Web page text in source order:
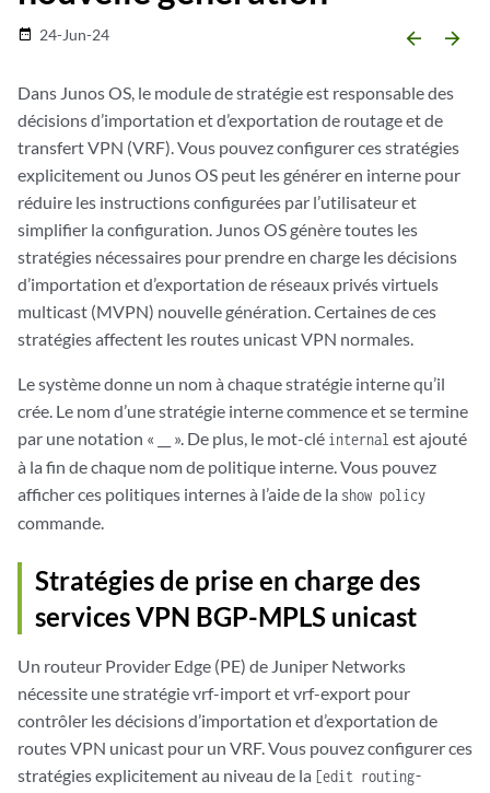
date_range 24-Jun-24 arrow_backward arrow_forward
Dans Junos OS, le module de stratégie est responsable des
décisions d’importation et d’exportation de routage et de
transfert VPN (VRF). Vous pouvez configurer ces stratégies
explicitement ou Junos OS peut les générer en interne pour
réduire les instructions configurées par l’utilisateur et
simplifier la configuration. Junos OS génère toutes les
stratégies nécessaires pour prendre en charge les décisions
d’importation et d’exportation de réseaux privés virtuels
multicast (MVPN) nouvelle génération. Certaines de ces
stratégies affectent les routes unicast VPN normales.
Le système donne un nom à chaque stratégie interne qu’il
crée. Le nom d’une stratégie interne commence et se termine
par une notation « __ ». De plus, le mot-clé internal est ajouté
à la fin de chaque nom de politique interne. Vous pouvez
afficher ces politiques internes à l’aide de la show policy
commande.
Stratégies de prise en charge des
services VPN BGP-MPLS unicast
Un routeur Provider Edge (PE) de Juniper Networks
nécessite une stratégie vrf-import et vrf-export pour
contrôler les décisions d’importation et d’exportation de
routes VPN unicast pour un VRF. Vous pouvez configurer ces
stratégies explicitement au niveau de la [edit routing-